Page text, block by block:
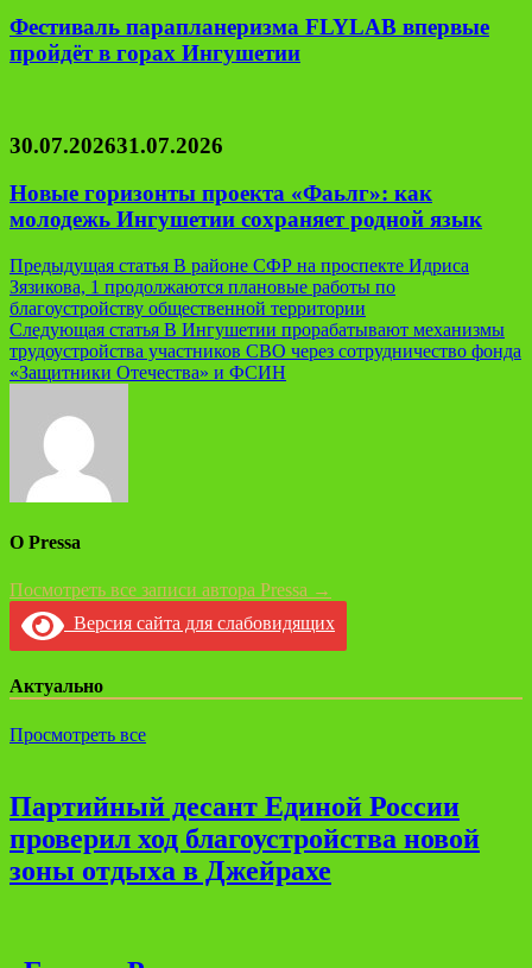
Фестиваль парапланеризма FLYLAB впервые
пройдёт в горах Ингушетии
30.07.202631.07.2026
Новые горизонты проекта «Фаьлг»: как
молодежь Ингушетии сохраняет родной язык
Навигация
по
записям
Предыдущая статья В районе СФР на проспекте Идриса
Зязикова, 1 продолжаются плановые работы по
благоустройству общественной территории
Следующая статья В Ингушетии прорабатывают механизмы
трудоустройства участников СВО через сотрудничество фонда
«Защитники Отечества» и ФСИН
О Pressa
Посмотреть все записи автора Pressa →
Версия сайта для слабовидящих
Актуально
Просмотреть все
Партийный десант Единой России
проверил ход благоустройства новой
зоны отдыха в Джейрахе